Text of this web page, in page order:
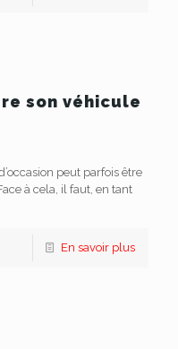
son véhicule
peut parfois être
à cela, il faut, en tant
En savoir plus